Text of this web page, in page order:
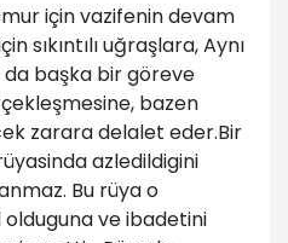
için vazifenin devam
sıkıntılı uğraşlara, Aynı
başka bir göreve
bazen
zarara delalet eder.Bir
azledildigini
Bu rüya o
ve ibadetini